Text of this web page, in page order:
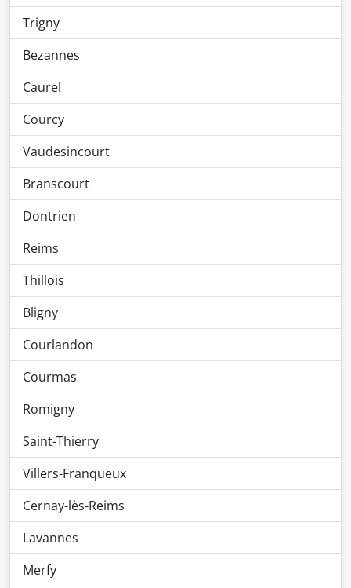
Trigny
Bezannes
Caurel
Courcy
Vaudesincourt
Branscourt
Dontrien
Reims
Thillois
Bligny
Courlandon
Courmas
Romigny
Saint-Thierry
Villers-Franqueux
Cernay-lès-Reims
Lavannes
Merfy